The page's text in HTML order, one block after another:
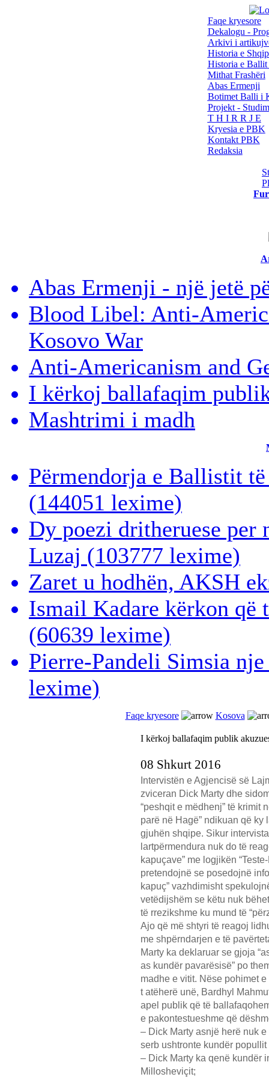
Faqe kryesore
Dekalogu -
Arkivi i
Historia e
Historia e Ballit
Mithat Frashëri
Abas Ermenji
Botimet Balli i
Projekt -
T H I R R J E
Kryesia e PBK
Kontakt PBK
Redaksia
Abas Ermenji - një jetë
Blood Libel: Anti-
Kosovo War
Anti-Americanism and
I kërkoj ballafaqim
Mashtrimi i madh
Përmendorja e Ballistit
(144051 lexime)
Dy poezi dritheruese per
Luzaj (103777 lexime)
Zaret u hodhën, AKSH
Ismail Kadare kërkon që
(60639 lexime)
Pierre-Pandeli Simsia
lexime)
Faqe kryesore Kosova
I kërkoj ballafaqim publik
08 Shkurt 2016
Intervistën e Agjencisë së
zviceran Dick Marty dhe
“peshqit e mëdhenj” të krimit
parë në Hagë” ndikuan që
gjuhën shqipe. Sikur
lartpërmendura nuk do të
kapuçave” me logjikën
pretendojnë se posedojnë
kapuç” vazhdimisht
vetëdijshëm se këtu nuk
të rrezikshme ku mund të
Ajo që më shtyri të reagoj
me shpërndarjen e të
Marty ka deklaruar se gjoja
as kundër pavarësisë” po
madhe e vitit. Nëse pohimet
t atëherë unë, Bardhyl
apel publik që të
e pakontestueshme që
– Dick Marty asnjë herë nuk
serb ushtronte kundër
– Dick Marty ka qenë kundër
Millosheviçit;